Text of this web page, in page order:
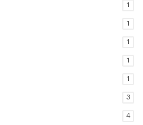
1
1
1
1
1
3
4